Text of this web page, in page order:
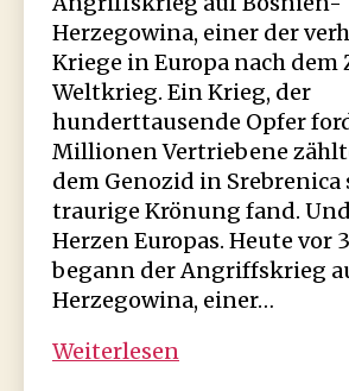
Herzegowina, einer der
Kriege in Europa nach dem
Weltkrieg. Ein Krieg, der
hunderttausende Opfer
Millionen Vertriebene
dem Genozid in Srebrenica
traurige Krönung fand.
Herzen Europas. Heute vor
begann der Angriffskrieg
Herzegowina, einer…
Weiterlesen